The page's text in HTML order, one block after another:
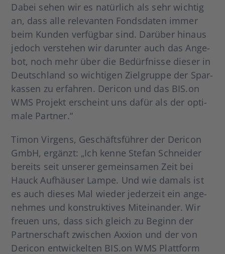
Dabei sehen wir es natür­lich als sehr wich­tig
an, dass alle rele­van­ten Fonds­da­ten immer
beim Kun­den ver­füg­bar sind. Dar­über hin­aus
jedoch ver­ste­hen wir dar­un­ter auch das Ange­
bot, noch mehr über die Bedürf­nis­se die­ser in
Deutsch­land so wich­ti­gen Ziel­grup­pe der Spar­
kas­sen zu erfah­ren. Der­icon und das BIS.on
WMS Pro­jekt erscheint uns dafür als der opti­
ma­le Part­ner.“
Timon Vir­gens, Geschäfts­füh­rer der Der­icon
GmbH, ergänzt: „Ich ken­ne Ste­fan Schnei­der
bereits seit unse­rer gemein­sa­men Zeit bei
Hauck Auf­häu­ser Lam­pe. Und wie damals ist
es auch die­ses Mal wie­der jeder­zeit ein ange­
neh­mes und kon­struk­ti­ves Mit­ein­an­der. Wir
freu­en uns, dass sich gleich zu Beginn der
Part­ner­schaft zwi­schen Axxi­on und der von
Der­icon ent­wi­ckel­ten BIS.on WMS Platt­form